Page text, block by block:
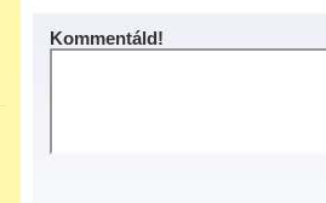
Kommentáld!